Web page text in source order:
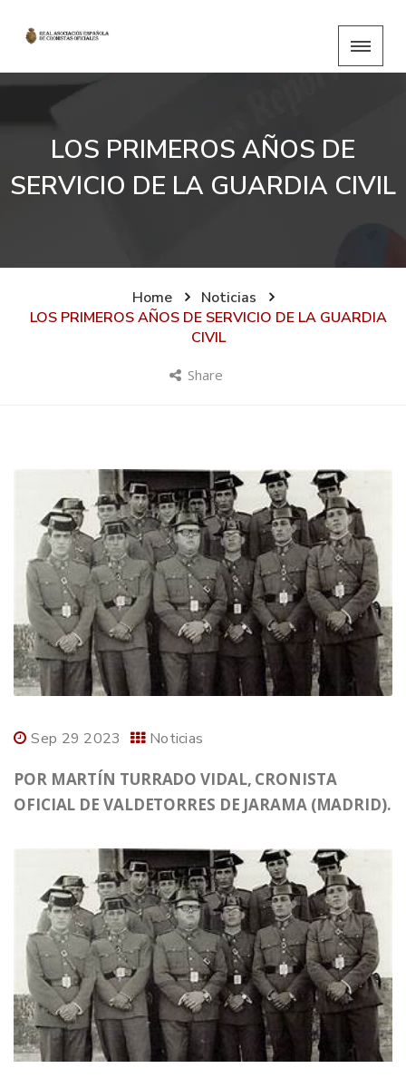
LOS PRIMEROS AÑOS DE
SERVICIO DE LA GUARDIA CIVIL
Home
Noticias
LOS PRIMEROS AÑOS DE SERVICIO DE LA GUARDIA
CIVIL
Share
Sep 29 2023 Noticias
POR MARTÍN TURRADO VIDAL, CRONISTA
OFICIAL DE VALDETORRES DE JARAMA (MADRID).